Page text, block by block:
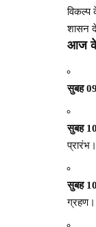
विकल्प
शासन
आज के
सुबह
सुबह
प्रारंभ।
सुबह
ग्रहण।